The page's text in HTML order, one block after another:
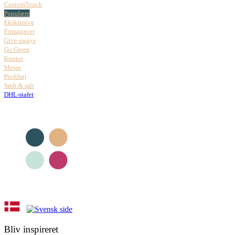
CustomTouch
Populære
Eksklusive
Firmagaver
Give-aways
Go Green
Kontor
Messe
Profiltøj
Sødt & salt
DHL-stafet
Bliv inspireret